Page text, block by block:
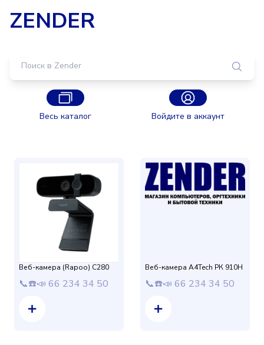
ZENDER
Весь каталог Войдите в аккаунт
Веб-камера (Rapoo) C280
📞☎️📣 66 234 34 50
Веб-камера A4Tech РК 910Н
📞☎️📣 66 234 34 50